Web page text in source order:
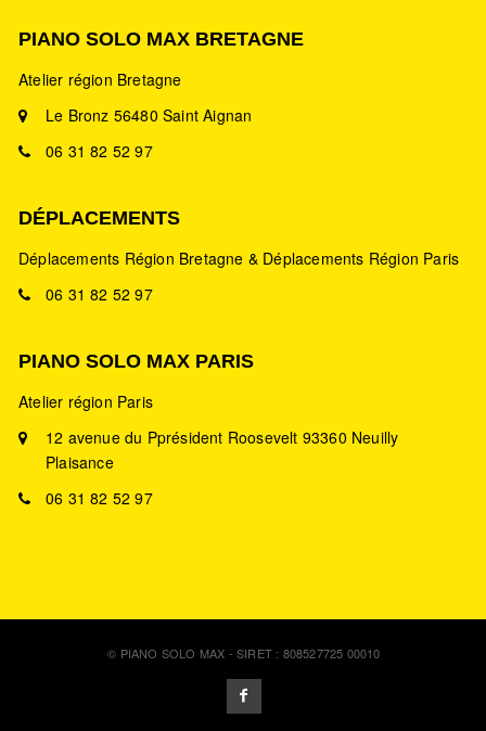
PIANO SOLO MAX BRETAGNE
Atelier région Bretagne
Le Bronz 56480 Saint Aignan
06 31 82 52 97
DÉPLACEMENTS
Déplacements Région Bretagne & Déplacements Région Paris
06 31 82 52 97
PIANO SOLO MAX PARIS
Atelier région Paris
12 avenue du Pprésident Roosevelt 93360 Neuilly
Plaisance
06 31 82 52 97
© PIANO SOLO MAX - SIRET : 808527725 00010